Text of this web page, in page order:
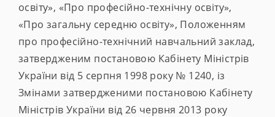
освіту», «Про професійно-технічну освіту»,
«Про загальну середню освіту», Положенням
про професійно-технічний навчальний заклад,
затвердженим постановою Кабінету Міністрів
України від 5 серпня 1998 року № 1240, із
Змінами затвердженими постановою Кабінету
Міністрів України від 26 червня 2013 року